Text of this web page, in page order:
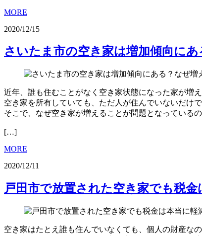
MORE
2020/12/15
さいたま市の空き家は増加傾向に
近年、誰も住むことがなく空き家状態になった家が増
空き家を所有していても、ただ人が住んでいないだけ
そこで、なぜ空き家が増えることが問題となっている
[…]
MORE
2020/12/11
戸田市で放置された空き家でも税金
空き家はたとえ誰も住んでいなくても、個人の財産な